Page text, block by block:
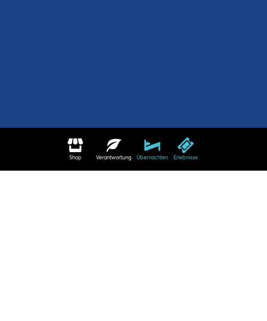
Shop Verantwortung Übernachten Erlebnisse